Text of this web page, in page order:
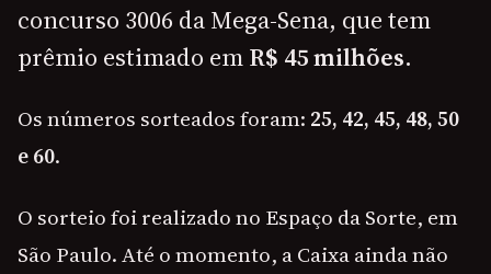
concurso 3006 da Mega-Sena, que tem
prêmio estimado em R$ 45 milhões.
Os números sorteados foram: 25, 42, 45, 48, 50
e 60.
O sorteio foi realizado no Espaço da Sorte, em
São Paulo. Até o momento, a Caixa ainda não